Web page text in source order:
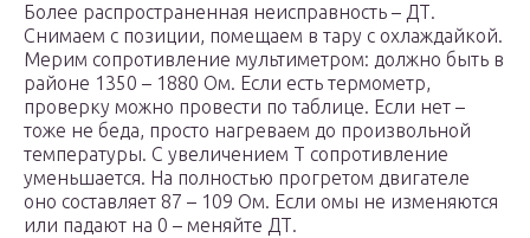
Более распространенная неисправность – ДТ.
Снимаем с позиции, помещаем в тару с охлаждайкой.
Мерим сопротивление мультиметром: должно быть в
районе 1350 – 1880 Ом. Если есть термометр,
проверку можно провести по таблице. Если нет –
тоже не беда, просто нагреваем до произвольной
температуры. С увеличением Т сопротивление
уменьшается. На полностью прогретом двигателе
оно составляет 87 – 109 Ом. Если омы не изменяются
или падают на 0 – меняйте ДТ.